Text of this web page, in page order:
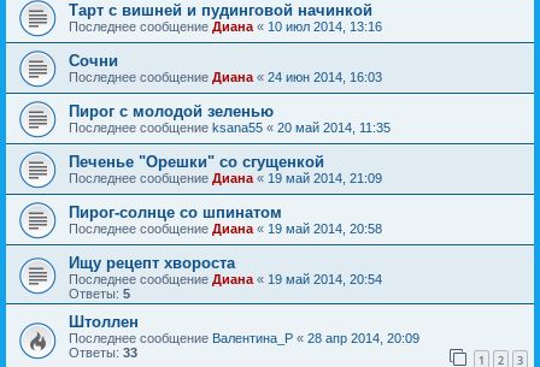
Тарт с вишней и пудинговой начинкой
Последнее сообщение Диана« 10 июл 2014, 13:16
Сочни
Последнее сообщение Диана« 24 июн 2014, 16:03
Пирог с молодой зеленью
Последнее сообщение ksana55 « 20 май 2014, 11:35
Печенье "Орешки" со сгущенкой
Последнее сообщение Диана« 19 май 2014, 21:09
Пирог-солнце со шпинатом
Последнее сообщение Диана« 19 май 2014, 20:58
Ищу рецепт хвороста
Последнее сообщение Диана« 19 май 2014, 20:54
Ответы: 5
Штоллен
Последнее сообщение Валентина_Р « 28 апр 2014, 20:09
Ответы: 33 1 2 3